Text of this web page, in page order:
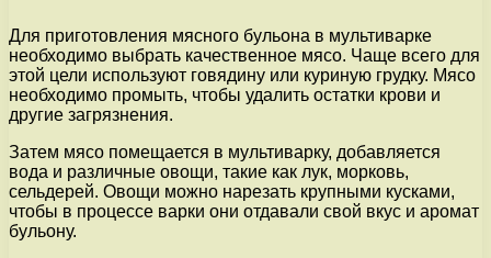
Для приготовления мясного бульона в мультиварке
необходимо выбрать качественное мясо. Чаще всего для
этой цели используют говядину или куриную грудку. Мясо
необходимо промыть, чтобы удалить остатки крови и
другие загрязнения.
Затем мясо помещается в мультиварку, добавляется
вода и различные овощи, такие как лук, морковь,
сельдерей. Овощи можно нарезать крупными кусками,
чтобы в процессе варки они отдавали свой вкус и аромат
бульону.